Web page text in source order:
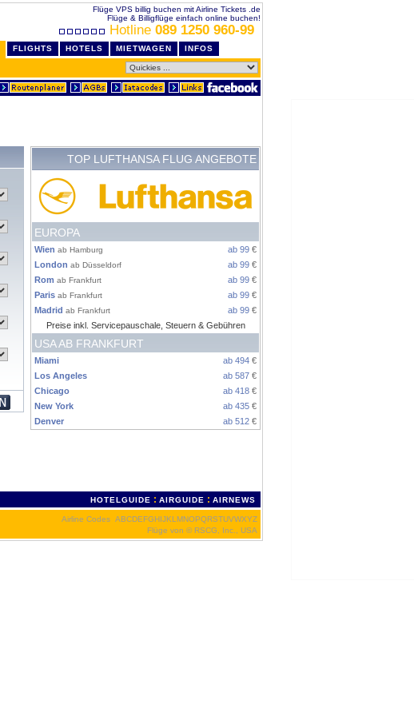
Flüge VPS billig buchen mit Airline Tickets .de
Flüge & Billigflüge einfach online buchen!
Hotline 089 1250 960-99
FLIGHTS HOTELS MIETWAGEN INFOS
TOP LUFTHANSA FLUG ANGEBOTE
EUROPA
Wien ab Hamburg ab 99 €
London ab Düsseldorf ab 99 €
Rom ab Frankfurt ab 99 €
Paris ab Frankfurt ab 99 €
Madrid ab Frankfurt ab 99 €
Preise inkl. Servicepauschale, Steuern & Gebühren
USA AB FRANKFURT
Miami ab 494 €
Los Angeles
ab 587 €
Chicago
ab 418 €
New York
ab 435 €
Denver
ab 512 €
HOTELGUIDE : AIRGUIDE : AIRNEWS
Airline Codes ABCDEFGHIJKL MNOPQRSTUVWXYZ
Flüge von © RSCG, Inc., USA